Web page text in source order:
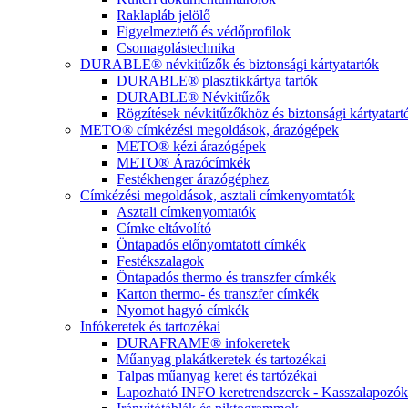
Raklapláb jelölő
Figyelmeztető és védőprofilok
Csomagolástechnika
DURABLE® névkitűzők és biztonsági kártyatartók
DURABLE® plasztikkártya tartók
DURABLE® Névkitűzők
Rögzítések névkitűzőkhöz és biztonsági
METO® címkézési megoldások, árazógépek
METO® kézi árazógépek
METO® Árazócímkék
Festékhenger árazógéphez
Címkézési megoldások, asztali címkenyomtatók
Asztali címkenyomtatók
Címke eltávolító
Öntapadós előnyomtatott címkék
Festékszalagok
Öntapadós thermo és transzfer címkék
Karton thermo- és transzfer címkék
Nyomot hagyó címkék
Infókeretek és tartozékai
DURAFRAME® infokeretek
Műanyag plakátkeretek és tartozékai
Talpas műanyag keret és tartózékai
Lapozható INFO keretrendszerek - Kasszalapozók